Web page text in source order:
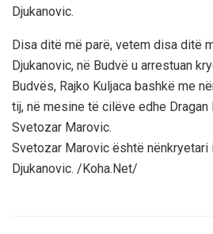
Djukanovic.
Disa ditë më parë, vetem disa ditë
Djukanovic, në Budvë u arrestuan
Budvës, Rajko Kuljaca bashkë me
tij, në mesine të cilëve edhe
Svetozar Marovic.
Svetozar Marovic është nënkryetari
Djukanovic. /Koha.Net/